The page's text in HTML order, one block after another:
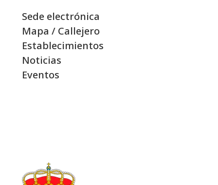
Sede electrónica
Mapa / Callejero
Establecimientos
Noticias
Eventos